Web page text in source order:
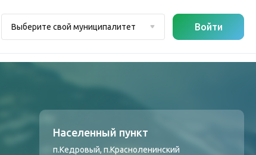
Выберите свой муниципалитет Войти
Населенный пункт
п.Кедровый, п.Красноленинский